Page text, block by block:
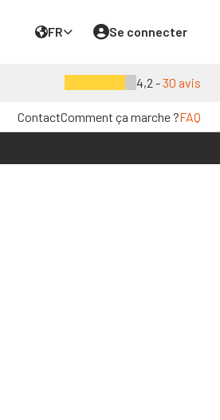
FR Se connecter
4,2 -30 avis
ContactComment ça marche ?FAQ